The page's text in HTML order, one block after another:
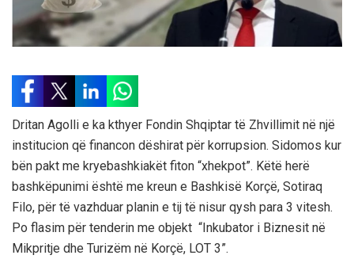
Dritan Agolli e ka kthyer Fondin Shqiptar të Zhvillimit në një
institucion që financon dëshirat për korrupsion. Sidomos kur
bën pakt me kryebashkiakët fiton “xhekpot”. Këtë herë
bashkëpunimi është me kreun e Bashkisë Korçë, Sotiraq
Filo, për të vazhduar planin e tij të nisur qysh para 3 vitesh.
Po flasim për tenderin me objekt “Inkubator i Biznesit në
Mikpritje dhe Turizëm në Korçë, LOT 3”.